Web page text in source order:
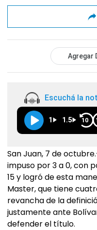
Agregar
Escuchá la
1 1.5 10
San Juan, 7 de
impuso por 3 a 0, con
15 y logró de esta
Master, que tiene
revancha de la
justamente ante
defender el título.